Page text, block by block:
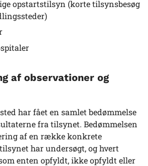
opstartstilsyn (korte tilsynsbesøg
af observationer og
har fået en samlet bedømmelse
fra tilsynet. Bedømmelsen
af en række konkrete
har undersøgt, og hvert
enten opfyldt, ikke opfyldt eller